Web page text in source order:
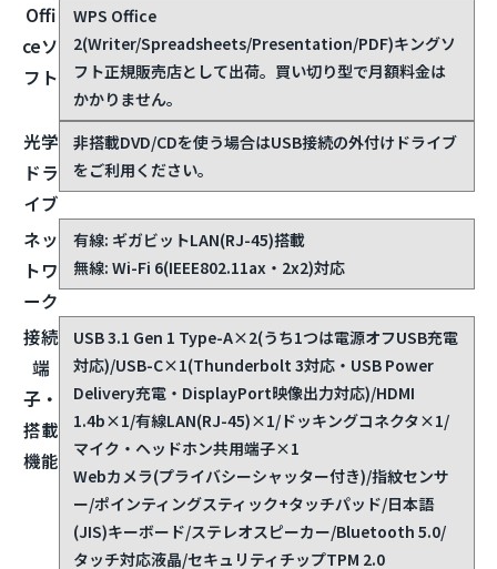
Offi
ceソ
フト
WPS Office
2(Writer/Spreadsheets/Presentation/PDF)キングソ
フト正規販売店として出荷。買い切り型で月額料金は
かかりません。
光学
ドラ
イブ
非搭載DVD/CDを使う場合はUSB接続の外付けドライブ
をご利用ください。
ネッ
トワ
ーク
有線: ギガビットLAN(RJ-45)搭載
無線: Wi-Fi 6(IEEE802.11ax・2x2)対応
接続
端
子・
搭載
機能
USB 3.1 Gen 1 Type-A×2(うち1つは電源オフUSB充電
対応)/USB-C×1(Thunderbolt 3対応・USB Power
Delivery充電・DisplayPort映像出力対応)/HDMI
1.4b×1/有線LAN(RJ-45)×1/ドッキングコネクタ×1/
マイク・ヘッドホン共用端子×1
Webカメラ(プライバシーシャッター付き)/指紋センサ
ー/ポインティングスティック+タッチパッド/日本語
(JIS)キーボード/ステレオスピーカー/Bluetooth 5.0/
タッチ対応液晶/セキュリティチップTPM 2.0